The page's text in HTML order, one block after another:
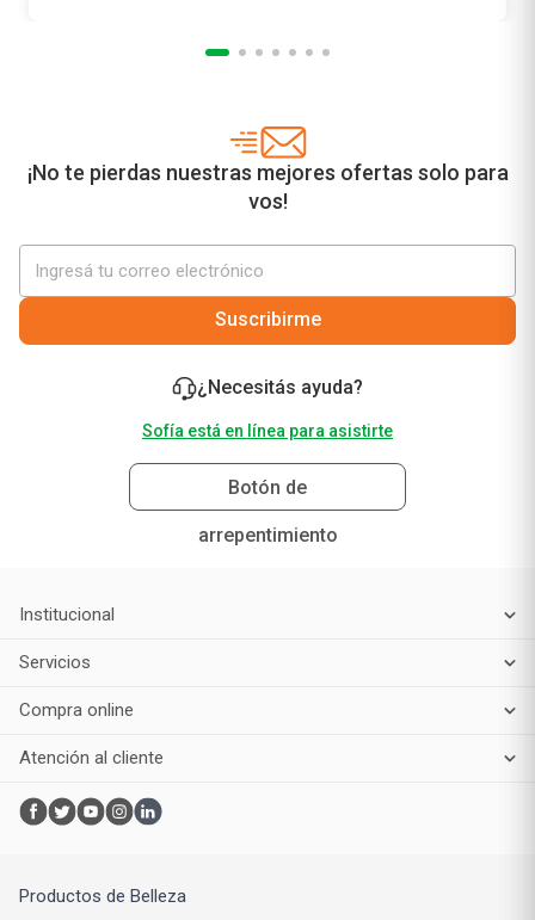
¡No te pierdas nuestras mejores ofertas solo para
vos!
Suscribirme
¿Necesitás ayuda?
Sofía está en línea para asistirte
Botón de
arrepentimiento
Institucional
Servicios
Compra online
Atención al cliente
Productos de Belleza